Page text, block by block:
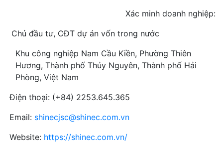
Xác minh doanh nghiệp:
Chủ đầu tư, CĐT dự án vốn trong nước
Khu công nghiệp Nam Cầu Kiền, Phường Thiên
Hương, Thành phố Thủy Nguyên, Thành phố Hải
Phòng, Việt Nam
Điện thoại: (+84) 2253.645.365
Email: shinecjsc@shinec.com.vn
Website: https://shinec.com.vn/